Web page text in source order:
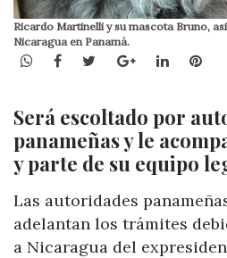
Ricardo Martinelli y su mascota Bruno,
Nicaragua en Panamá.
WhatsApp
Facebook
TwitterGoogle+LinkedIn
Será escoltado por
panameñas y le
y parte de su equipo
Las autoridades
adelantan los trámites
a Nicaragua del